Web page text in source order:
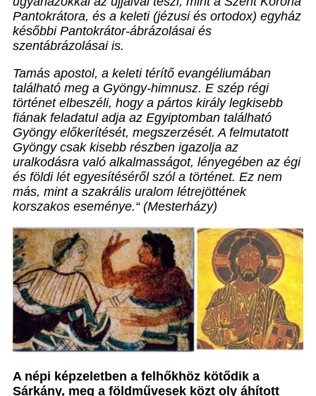
Pantokrátora, és a keleti (jézusi és ortodox) egyház
későbbi Pantokrátor-ábrázolásai és
szentábrázolásai is.
Tamás apostol, a keleti térítő evangéliumában
található meg a Gyöngy-himnusz. E szép régi
történet elbeszéli, hogy a pártos király legkisebb
fiának feladatul adja az Egyiptomban található
Gyöngy előkerítését, megszerzését. A felmutatott
Gyöngy csak kisebb részben igazolja az
uralkodásra való alkalmasságot, lényegében az égi
és földi lét egyesítéséről szól a történet. Ez nem
más, mint a szakrális uralom létrejöttének
korszakos eseménye.“ (Mesterházy)
A népi képzeletben a felhőkhöz kötődik a
Sárkány, meg a földművesek közt oly áhított